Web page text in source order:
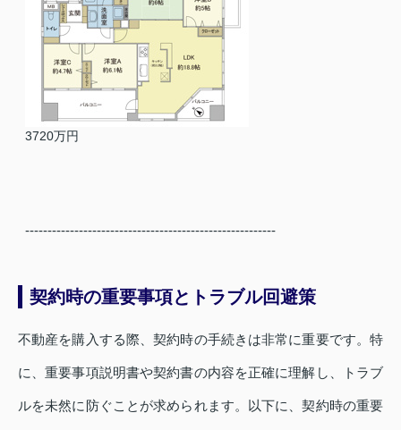
3720万円
--------------------------------------------------------
契約時の重要事項とトラブル回避策
不動産を購入する際、契約時の手続きは非常に重要です。特
に、重要事項説明書や契約書の内容を正確に理解し、トラブ
ルを未然に防ぐことが求められます。以下に、契約時の重要